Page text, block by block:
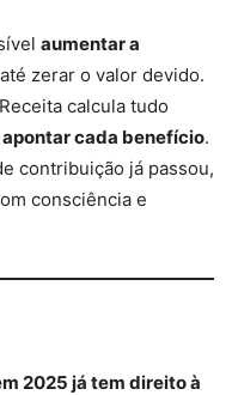
aumentar a
zerar o valor devido.
calcula tudo
cada benefício.
contribuição já passou,
consciência e
2025 já tem direito à